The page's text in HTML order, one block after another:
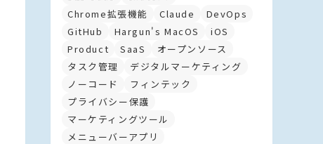
Chrome拡張機能
Claude
DevOps
GitHub
Hargun's MacOS
iOS
Product
SaaS
オープンソース
タスク管理
デジタルマーケティング
ノーコード
フィンテック
プライバシー保護
マーケティングツール
メニューバーアプリ